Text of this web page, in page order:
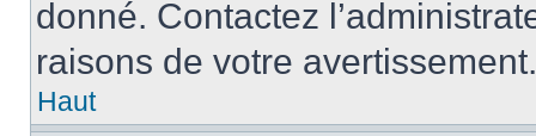
donné. Contactez
raisons de votre avertissement.
Haut